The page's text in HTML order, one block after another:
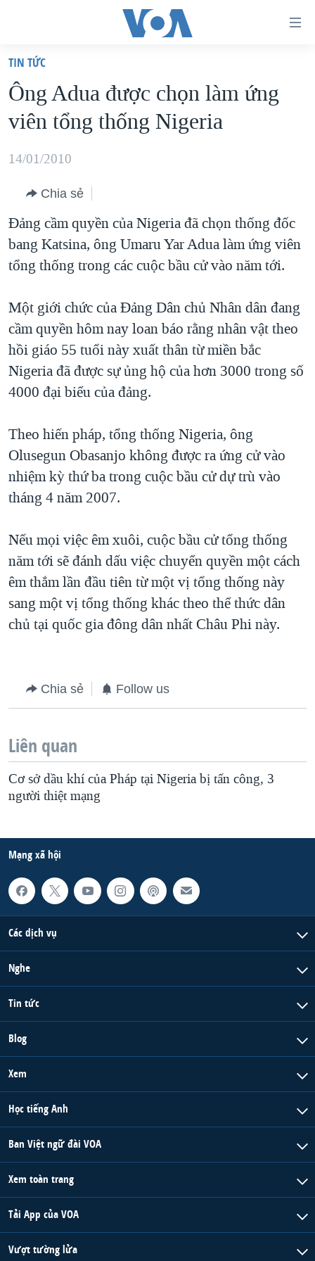
truy
cập
Tới
dung
chính
điều
hướng
chính
tới
"Tìm"
TRANG CHỦ
VIỆT NAM
HOA KỲ
BIỂN ĐÔNG
BLOG
DIỄN ĐÀN
MỤC
VẠCH TRẦN TIN GIẢ
NGƯỜI VIỆT HẢI NGOẠI
ĐỜI SỐNG
KINH TẾ
SỨC KHOẺ
VĂN HOÁ
THỂ THAO
GIÁO DỤC
CHUYÊN ĐỀ
CHIẾN TRANH THƯƠNG MẠI CỦA MỸ: QUÁ KHỨ VÀ HIỆN
TẠI
HÀNH TRÌNH BẦU CỬ 2024
MỘT NĂM CHIẾN TRANH TẠI DẢI GAZA
GIẢI MÃ VÀNH ĐAI & CON ĐƯỜNG
TRỊNH VĨNH BÌNH - NGƯỜI HẠ 'BÊN THẮNG CUỘC'
GROUND ZERO – XƯA VÀ NAY
CHI PHÍ CHIẾN TRANH AFGHANISTAN
THƯỢNG ĐỈNH TRUMP-KIM TẠI VIỆT NAM
TRỊNH VĨNH BÌNH VS. CHÍNH PHỦ VIỆT NAM
NGƯ DÂN VIỆT VÀ LÀN SÓNG TRỘM HẢI SÂM
BÊN KIA QUỐC LỘ: TIẾNG VỌNG TỪ NÔNG THÔN MỸ
HỌC TIẾNG ANH
VIDEO
NGHE
MẠNG XÃ HỘI
Ngôn ngữ khác
TIN TỨC
Ông Adua được chọn làm ứng
viên tổng thống Nigeria
14/01/2010
Chia sẻ
Đảng cầm quyền của Nigeria đã chọn thống đốc
bang Katsina, ông Umaru Yar Adua làm ứng viên
tổng thống trong các cuộc bầu cử vào năm tới.
Một giới chức của Đảng Dân chủ Nhân dân đang
cầm quyền hôm nay loan báo rằng nhân vật theo
hồi giáo 55 tuổi này xuất thân từ miền bắc
Nigeria đã được sự ủng hộ của hơn 3000 trong số
4000 đại biểu của đảng.
Theo hiến pháp, tổng thống Nigeria, ông
Olusegun Obasanjo không được ra ứng cử vào
nhiệm kỳ thứ ba trong cuộc bầu cử dự trù vào
tháng 4 năm 2007.
Nếu mọi việc êm xuôi, cuộc bầu cử tổng thống
năm tới sẽ đánh dấu việc chuyển quyền một cách
êm thắm lần đầu tiên từ một vị tổng thống này
sang một vị tổng thống khác theo thể thức dân
chủ tại quốc gia đông dân nhất Châu Phi này.
Chia sẻ Follow us
Liên quan
Cơ sở dầu khí của Pháp tại Nigeria bị tấn công, 3
người thiệt mạng
Mạng xã hội
Các dịch vụ
Nghe
Tin tức
Blog
Xem
Học tiếng Anh
Ban Việt ngữ đài VOA
Xem toàn trang
Tải App của VOA
Vượt tường lửa